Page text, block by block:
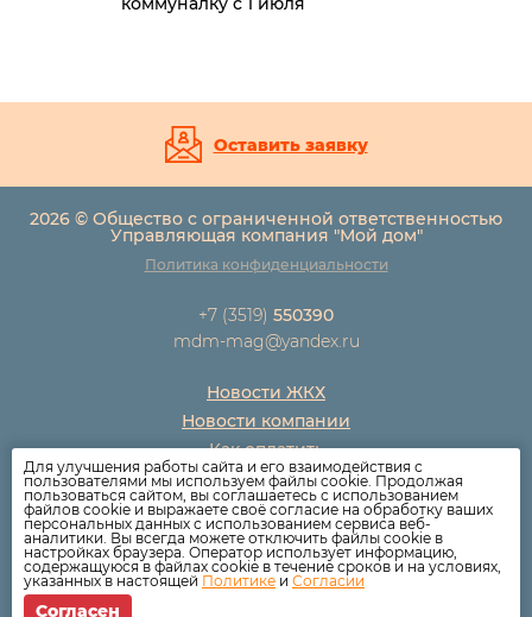
Оставить заявку
2026 © Общество с ограниченной ответственностью
Управляющая компания "Мой дом"
Политика конфиденциальности
+7 (3519) 550390
mdm-mag@yandex.ru
Новости ЖКХ
Новости компании
Как оплатить
Дома
Раскрытие информации
Вопросы
Для улучшения работы сайта и его взаимодействия с
пользователями мы используем файлы cookie. Продолжая
пользоваться сайтом, вы соглашаетесь с использованием
файлов cookie и выражаете своё согласие на обработку ваших
персональных данных с использованием сервиса веб-
аналитики. Вы всегда можете отключить файлы cookie в
настройках браузера. Оператор использует информацию,
содержащуюся в файлах cookie в течение сроков и на условиях,
указанных в настоящей Политике и Согласии
Согласен